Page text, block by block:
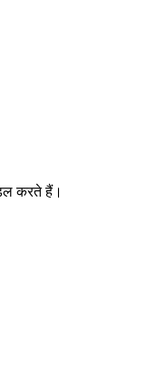
करते हैं।